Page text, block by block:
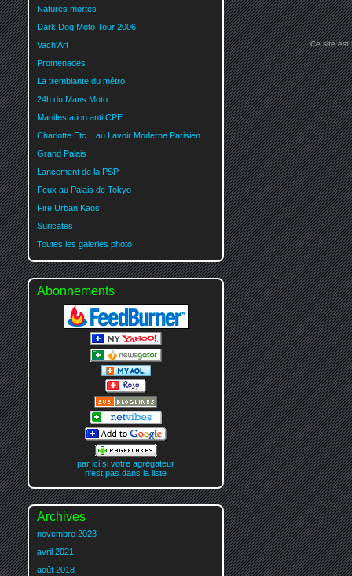
Natures mortes
Dark Dog Moto Tour 2006
Vach'Art
Promenades
La tremblante du métro
24h du Mans Moto
Manifestation anti CPE
Charlotte Etc... au Lavoir Moderne Parisien
Grand Palais
Lancement de la PSP
Feux au Palais de Tokyo
Fire Urban Kaos
Suricates
Toutes les galeries photo
Abonnements
par ici si votre agrégateur
n'est pas dans la liste
Archives
novembre 2023
avril 2021
août 2018
Ce site est